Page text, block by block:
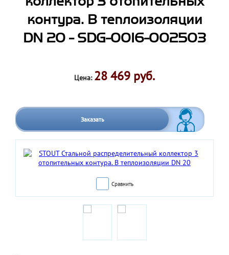
контура. В теплоизоляции
DN 20 - SDG-0016-002503
Цена: 28 469 руб.
Заказать
Сравнить